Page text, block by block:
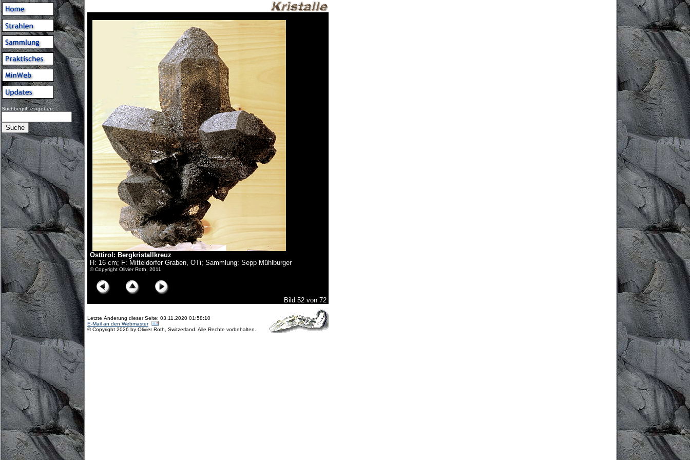
Suchbegriff eingeben:
Osttirol: Bergkristallkreuz
H: 16 cm; F: Mitteldorfer Graben, OTi; Sammlung: Sepp Mühlburger
© Copyright Olivier Roth, 2011
Bild 52 von 72
Letzte Änderung dieser Seite: 03.11.2020 01:58:10
E-Mail an den Webmaster
© Copyright 2026 by Olivier Roth, Switzerland. Alle Rechte vorbehalten.